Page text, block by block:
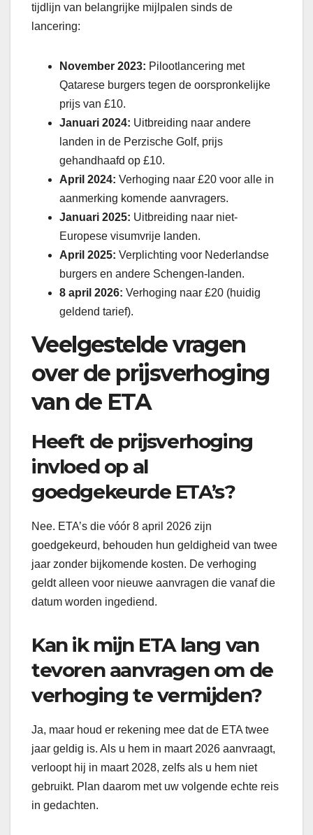
tijdlijn van belangrijke mijlpalen sinds de
lancering:
November 2023: Pilootlancering met
Qatarese burgers tegen de oorspronkelijke
prijs van £10.
Januari 2024: Uitbreiding naar andere
landen in de Perzische Golf, prijs
gehandhaafd op £10.
April 2024: Verhoging naar £20 voor alle in
aanmerking komende aanvragers.
Januari 2025: Uitbreiding naar niet-
Europese visumvrije landen.
April 2025: Verplichting voor Nederlandse
burgers en andere Schengen-landen.
8 april 2026: Verhoging naar £20 (huidig
geldend tarief).
Veelgestelde vragen
over de prijsverhoging
van de ETA
Heeft de prijsverhoging
invloed op al
goedgekeurde ETA’s?
Nee. ETA’s die vóór 8 april 2026 zijn
goedgekeurd, behouden hun geldigheid van twee
jaar zonder bijkomende kosten. De verhoging
geldt alleen voor nieuwe aanvragen die vanaf die
datum worden ingediend.
Kan ik mijn ETA lang van
tevoren aanvragen om de
verhoging te vermijden?
Ja, maar houd er rekening mee dat de ETA twee
jaar geldig is. Als u hem in maart 2026 aanvraagt,
verloopt hij in maart 2028, zelfs als u hem niet
gebruikt. Plan daarom met uw volgende echte reis
in gedachten.